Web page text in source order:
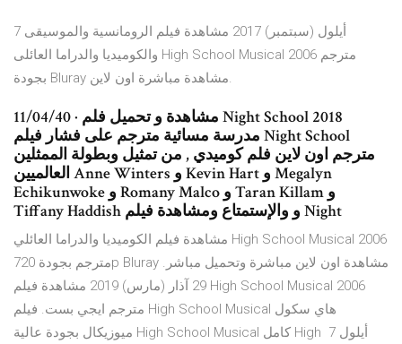
7 أيلول (سبتمبر) 2017 مشاهدة فيلم الرومانسية والموسيقى
والكوميديا والدراما العائلى High School Musical 2006 مترجم
بجودة Bluray مشاهدة مباشرة اون لاين.
11/04/40 · مشاهدة و تحميل فلم Night School 2018
مدرسة مسائية مترجم على فشار فيلم Night School
مترجم اون لاين فلم كوميدي , من تمثيل وبطولة الممثلين
العالميين Anne Winters و Kevin Hart و Megalyn
Echikunwoke و Romany Malco و Taran Killam و
Tiffany Haddish و والإستمتاع ومشاهدة فيلم Night
مشاهدة فيلم الكوميديا والدراما العائلي High School Musical 2006
مترجم بجودة 720p Bluray مشاهدة اون لاين مباشرة وتحميل مباشر.
29 آذار (مارس) 2019 مشاهدة فيلم High School Musical 2006
مترجم ايجي بست. فيلم High School Musical هاي سكول
ميوزيكال بجودة عالية High School Musical كامل High 7 أيلول